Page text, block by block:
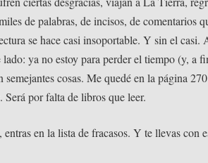
de palabras, de incisos, de comentarios
se hace casi insoportable. Y sin el casi.
ya no estoy para perder el tiempo (y, a
semejantes cosas. Me quedé en la página
Será por falta de libros que leer.
, entras en la lista de fracasos. Y te llevas con